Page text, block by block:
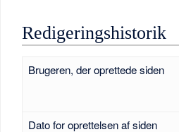
Redigeringshistorik
Brugeren, der oprettede siden
Dato for oprettelsen af siden